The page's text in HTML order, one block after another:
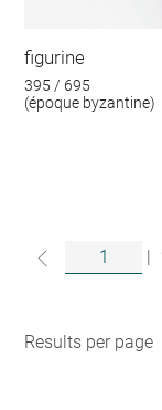
figurine
395 / 695
(époque byzantine)
|
Results per page